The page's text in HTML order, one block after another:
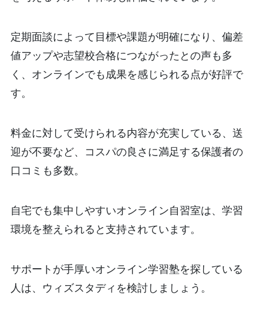
定期面談によって目標や課題が明確になり、偏差
値アップや志望校合格につながったとの声も多
く、オンラインでも成果を感じられる点が好評で
す。
料金に対して受けられる内容が充実している、送
迎が不要など、コスパの良さに満足する保護者の
口コミも多数。
自宅でも集中しやすいオンライン自習室は、学習
環境を整えられると支持されています。
サポートが手厚いオンライン学習塾を探している
人は、ウィズスタディを検討しましょう。